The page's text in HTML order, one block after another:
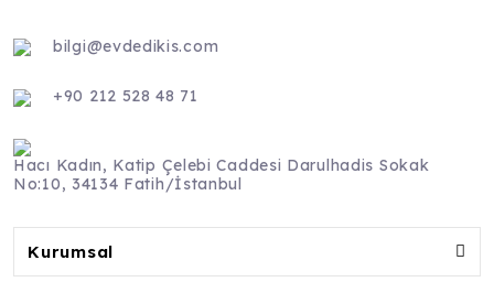
bilgi@evdedikis.com
+90 212 528 48 71
Hacı Kadın, Katip Çelebi Caddesi Darulhadis Sokak
No:10, 34134 Fatih/İstanbul
Kurumsal